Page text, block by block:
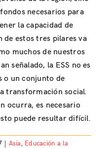
necesarios para
la capacidad de
de estos tres pilares va
muchos de nuestros
señalado, la ESS no es
o un conjunto de
transformación social.
ocurra, es necesario
puede resultar difícil.
Asia, Educación a la